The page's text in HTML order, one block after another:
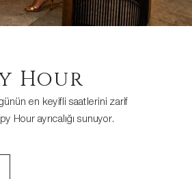
Hour
en keyifli saatlerini zarif
ayrıcalığı sunuyor.